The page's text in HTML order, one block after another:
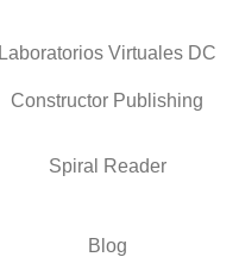
Laboratorios Virtuales DC
Constructor Publishing
Spiral Reader
Blog